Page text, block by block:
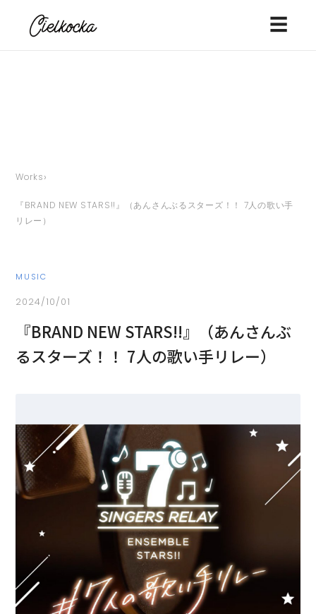
☰
Works›
『BRAND NEW STARS!!』（あんさんぶるスターズ！！ 7人の歌い手
リレー）
MUSIC
2024/10/01
『BRAND NEW STARS!!』（あんさんぶ
るスターズ！！ 7人の歌い手リレー）